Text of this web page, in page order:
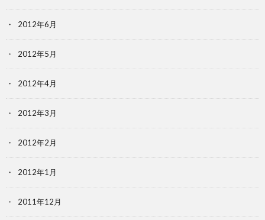
2012年6月
2012年5月
2012年4月
2012年3月
2012年2月
2012年1月
2011年12月